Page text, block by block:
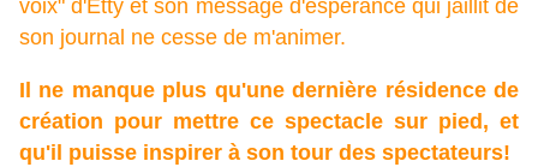
voix" d'Etty et son message d'espérance qui jaillit de
son journal ne cesse de m'animer.
Il ne manque plus qu'une dernière résidence de
création pour mettre ce spectacle sur pied, et
qu'il puisse inspirer à son tour des spectateurs!